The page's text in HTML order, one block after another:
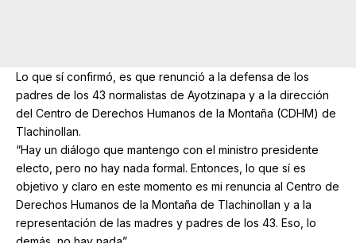
Lo que sí confirmó, es que renunció a la defensa de los
padres de los 43 normalistas de Ayotzinapa y a la dirección
del Centro de Derechos Humanos de la Montaña (CDHM) de
Tlachinollan.
“Hay un diálogo que mantengo con el ministro presidente
electo, pero no hay nada formal. Entonces, lo que sí es
objetivo y claro en este momento es mi renuncia al Centro de
Derechos Humanos de la Montaña de Tlachinollan y a la
representación de las madres y padres de los 43. Eso, lo